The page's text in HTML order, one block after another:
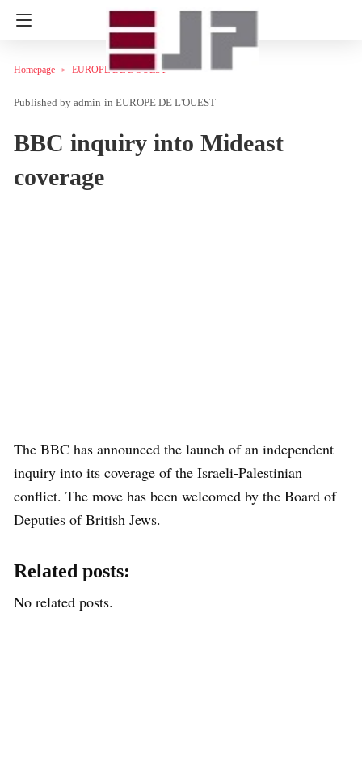
Homepage EUROPE DE L'OUEST
admin in EUROPE DE L'OUEST
BBC inquiry into Mideast
coverage
The BBC has announced the launch of an independent
inquiry into its coverage of the Israeli-Palestinian
conflict. The move has been welcomed by the Board of
Deputies of British Jews.
Related posts:
No related posts.